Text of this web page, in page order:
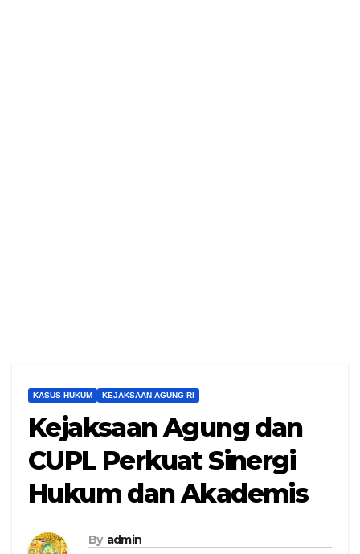
KASUS HUKUM KEJAKSAAN AGUNG RI
Kejaksaan Agung dan
CUPL Perkuat Sinergi
Hukum dan Akademis
By admin